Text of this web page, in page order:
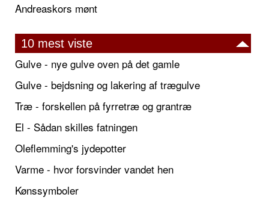
Andreaskors mønt
10 mest viste
Gulve - nye gulve oven på det gamle
Gulve - bejdsning og lakering af trægulve
Træ - forskellen på fyrretræ og grantræ
El - Sådan skilles fatningen
Oleflemming's jydepotter
Varme - hvor forsvinder vandet hen
Kønssymboler